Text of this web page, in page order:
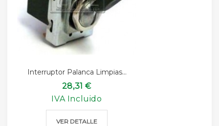
Interruptor Palanca Limpias...
28,31 €
IVA Incluido
VER DETALLE